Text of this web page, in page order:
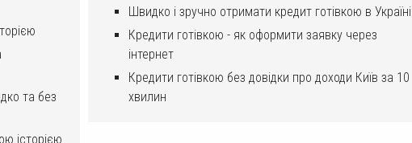
та без
історією
Швидко і зручно отримати кредит готівкою в Україні
Кредити готівкою - як оформити заявку через
інтернет
Кредити готівкою без довідки про доходи Київ за 10
хвилин